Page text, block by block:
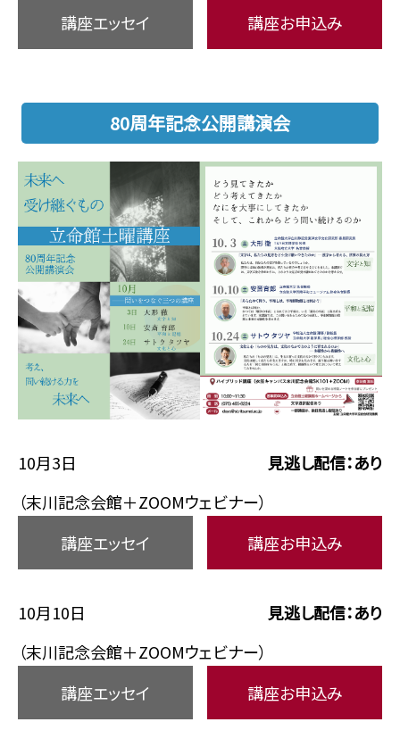
講座エッセイ
講座お申込み
80周年記念公開講演会
10月3日
見逃し配信：あり
（末川記念会館＋ZOOMウェビナー）
講座エッセイ
講座お申込み
10月10日
見逃し配信：あり
（末川記念会館＋ZOOMウェビナー）
講座エッセイ
講座お申込み